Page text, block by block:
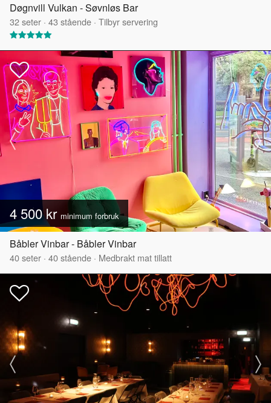
Døgnvill Vulkan - Søvnløs Bar
32seter · 43 stående · Tilbyr servering
4 500 kr minimum forbruk
Båbler Vinbar - Båbler Vinbar
40seter · 40stående · Medbrakt mat tillatt